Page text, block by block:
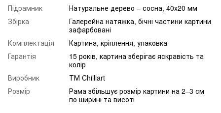
Підрамник
Натуральне дерево – сосна, 40x20 мм
Збірка
Галерейна натяжка, бічні частини картини
зафарбовані
Комплектація
Картина, кріплення, упаковка
Гарантія
15 років, картина зберігає яскравість та
колір
Виробник
ТМ Chilliart
Розмір
Рама збільшує розмір картини на 2–3 см
по ширині та висоті